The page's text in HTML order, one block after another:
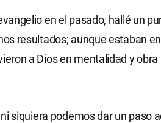
en el pasado, hallé un
resultados; aunque estaban
a Dios en mentalidad y
siquiera podemos dar un paso